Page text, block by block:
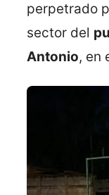
perpetrado
sector del
Antonio, en